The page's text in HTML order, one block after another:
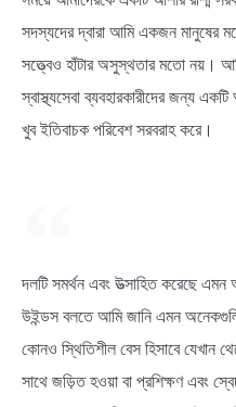
সদস্যদের দ্বারা আমি একজন মানুষের
সত্ত্বেও হাঁটার অসুস্থতার মতো নয়।
স্বাস্থ্যসেবা ব্যবহারকারীদের জন্য
খুব ইতিবাচক পরিবেশ সরবরাহ করে।
দলটি সমর্থন এবং উত্সাহিত করেছে
উইন্ডস বলতে আমি জানি এমন
কোনও স্থিতিশীল বেস হিসাবে যেখান
সাথে জড়িত হওয়া বা প্রশিক্ষণ এবং